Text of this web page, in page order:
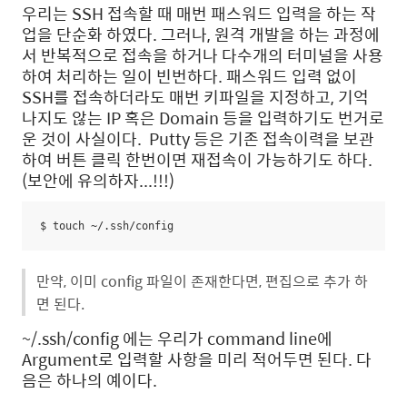
우리는 SSH 접속할 때 매번 패스워드 입력을 하는 작
업을 단순화 하였다. 그러나, 원격 개발을 하는 과정에
서 반복적으로 접속을 하거나 다수개의 터미널을 사용
하여 처리하는 일이 빈번하다. 패스워드 입력 없이
SSH를 접속하더라도 매번 키파일을 지정하고, 기억
나지도 않는 IP 혹은 Domain 등을 입력하기도 번거로
운 것이 사실이다. Putty 등은 기존 접속이력을 보관
하여 버튼 클릭 한번이면 재접속이 가능하기도 하다.
(보안에 유의하자...!!!)
$ touch ~/.ssh/config
만약, 이미 config 파일이 존재한다면, 편집으로 추가 하
면 된다.
~/.ssh/config 에는 우리가 command line에
Argument로 입력할 사항을 미리 적어두면 된다. 다
음은 하나의 예이다.